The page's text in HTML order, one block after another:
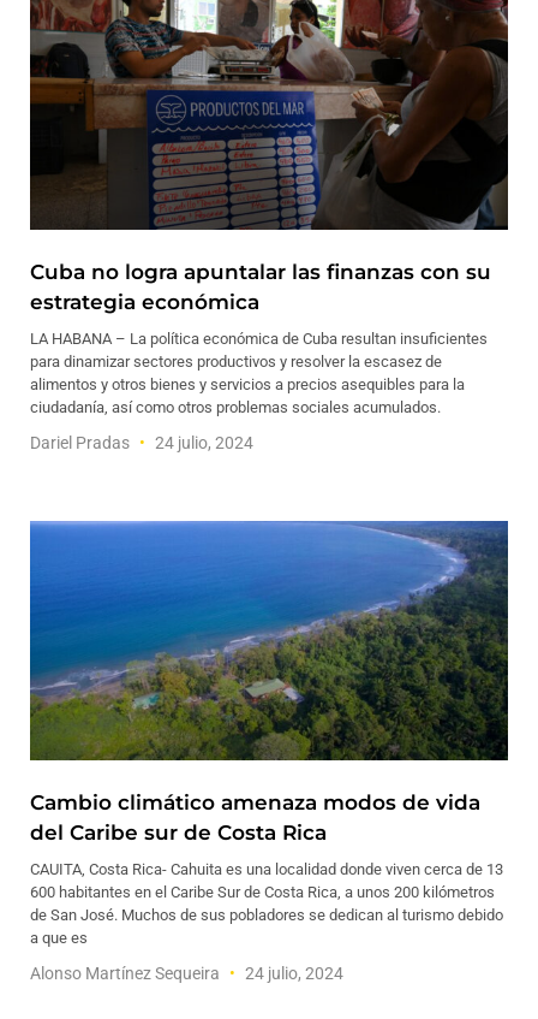
Cuba no logra apuntalar las finanzas con su
estrategia económica
LA HABANA – La política económica de Cuba resultan insuficientes
para dinamizar sectores productivos y resolver la escasez de
alimentos y otros bienes y servicios a precios asequibles para la
ciudadanía, así como otros problemas sociales acumulados.
Dariel Pradas 24 julio, 2024
Cambio climático amenaza modos de vida
del Caribe sur de Costa Rica
CAUITA, Costa Rica- Cahuita es una localidad donde viven cerca de 13
600 habitantes en el Caribe Sur de Costa Rica, a unos 200 kilómetros
de San José. Muchos de sus pobladores se dedican al turismo debido
a que es
Alonso Martínez Sequeira 24 julio, 2024